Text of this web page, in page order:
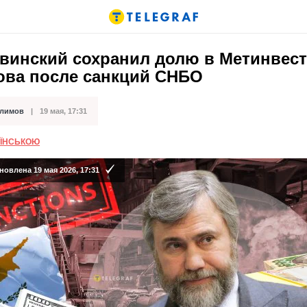
сохранил долю в
после санкций СНБО
19 мая, 17:31
19 мая 2026, 17:31